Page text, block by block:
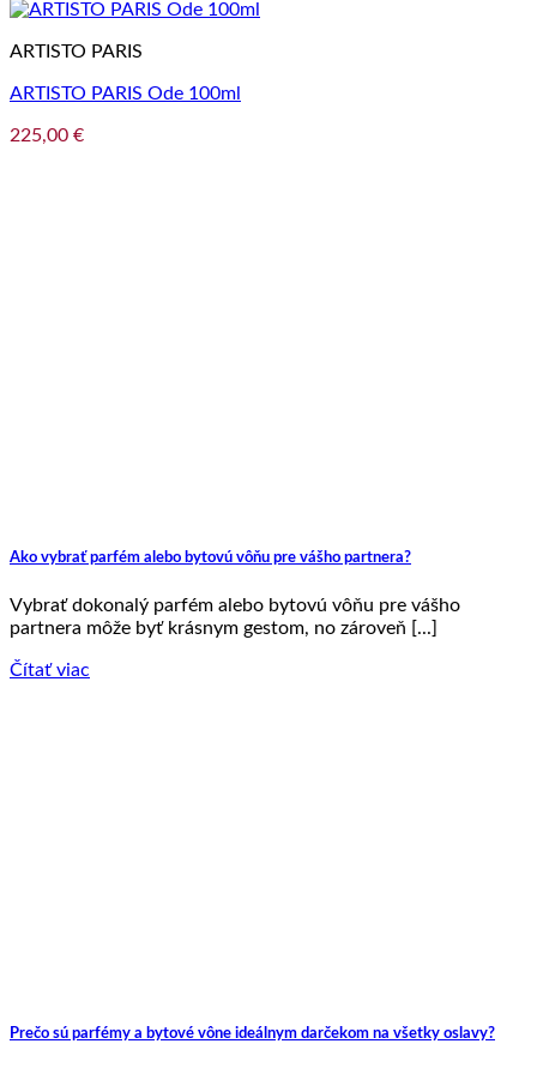
ARTISTO PARIS
ARTISTO PARIS Ode 100ml
225,00 €
Ako vybrať parfém alebo bytovú vôňu pre vášho partnera?
Vybrať dokonalý parfém alebo bytovú vôňu pre vášho
partnera môže byť krásnym gestom, no zároveň [...]
Čítať viac
Prečo sú parfémy a bytové vône ideálnym darčekom na všetky oslavy?